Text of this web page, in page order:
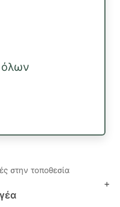
όλων
στην τοποθεσία
+